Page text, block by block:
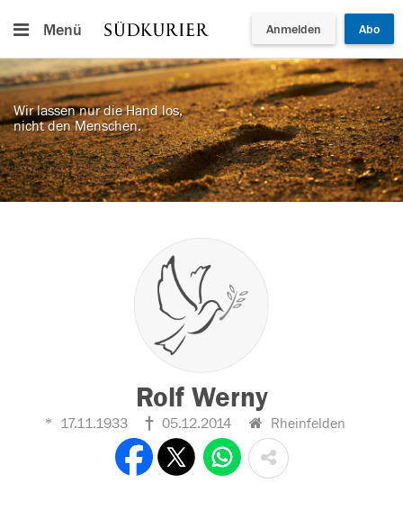
Menü Anmelden Abo
Wir lassen nur die Hand los,
nicht den Menschen.
Rolf Werny
17.11.1933 05.12.2014 Rheinfelden